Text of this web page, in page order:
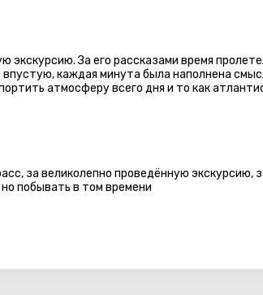
экскурсию. За его рассказами время
каждая минута была наполнена
атмосферу всего дня и то как
за великолепно проведённую экскурсию,
побывать в том времени